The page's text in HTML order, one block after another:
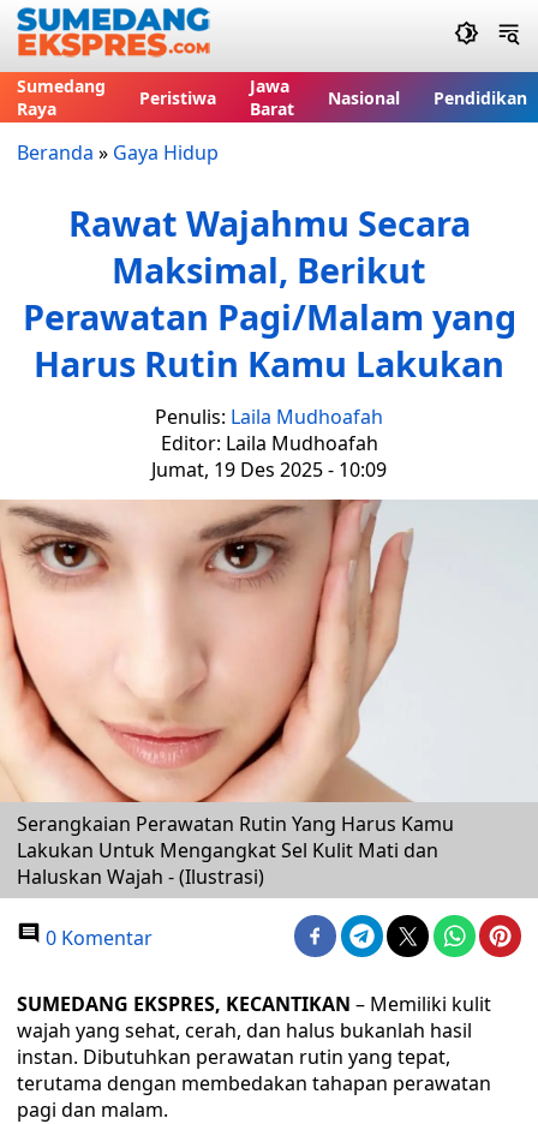
Sumedang
Raya
Peristiwa
Jawa
Barat
Nasional Pendidikan
Beranda » Gaya Hidup
Rawat Wajahmu Secara
Maksimal, Berikut
Perawatan Pagi/Malam yang
Harus Rutin Kamu Lakukan
Penulis: Laila Mudhoafah
Editor: Laila Mudhoafah
Jumat, 19 Des 2025 - 10:09
Serangkaian Perawatan Rutin Yang Harus Kamu
Lakukan Untuk Mengangkat Sel Kulit Mati dan
Haluskan Wajah - (Ilustrasi)
0 Komentar
SUMEDANG EKSPRES, KECANTIKAN – Memiliki kulit
wajah yang sehat, cerah, dan halus bukanlah hasil
instan. Dibutuhkan perawatan rutin yang tepat,
terutama dengan membedakan tahapan perawatan
pagi dan malam.